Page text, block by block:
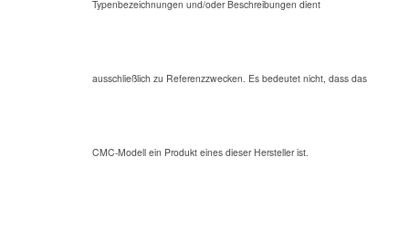
Typenbezeichnungen und/oder Beschreibungen dient
ausschließlich zu Referenzzwecken. Es bedeutet nicht, dass das
CMC-Modell ein Produkt eines dieser Hersteller ist.